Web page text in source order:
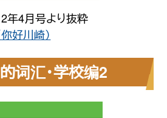
年4月号より抜粋
好川崎）
词汇・学校编2